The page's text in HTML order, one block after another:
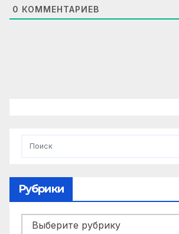
0 КОММЕНТАРИЕВ
Рубрики
Рубрики